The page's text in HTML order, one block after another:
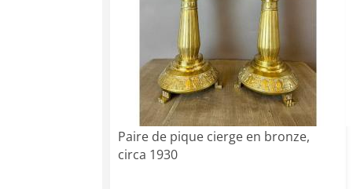
Paire de pique cierge en bronze,
circa 1930